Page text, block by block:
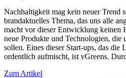
Nachhaltigkeit mag kein neuer Trend
brandaktuelles Thema, das uns alle
macht vor dieser Entwicklung keinen
neue Produkte und Technologien, die
sollen. Eines dieser Start-ups, das die
ordentlich aufmischt, ist vGreens.
Zum Artikel